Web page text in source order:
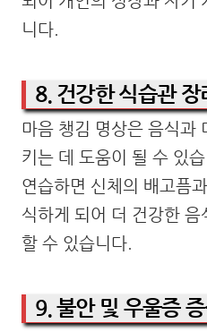
니다.
8. 건강한 식습관 장
마음 챙김 명상은 음식과
키는 데 도움이 될 수 있
연습하면 신체의 배고픔
식하게 되어 더 건강한 음
할 수 있습니다.
9. 불안 및 우울증